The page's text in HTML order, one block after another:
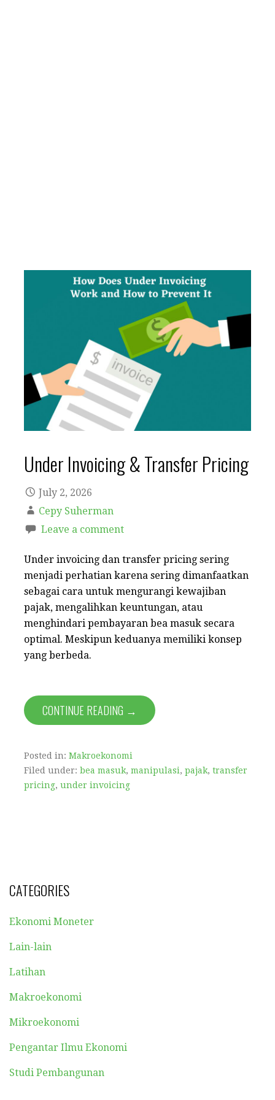
Under Invoicing & Transfer Pricing
July 2, 2026
Cepy Suherman
Leave a comment
Under invoicing dan transfer pricing sering
menjadi perhatian karena sering dimanfaatkan
sebagai cara untuk mengurangi kewajiban
pajak, mengalihkan keuntungan, atau
menghindari pembayaran bea masuk secara
optimal. Meskipun keduanya memiliki konsep
yang berbeda.
CONTINUE READING →
Posted in: Makroekonomi
Filed under: bea masuk, manipulasi, pajak, transfer
pricing, under invoicing
CATEGORIES
Ekonomi Moneter
Lain-lain
Latihan
Makroekonomi
Mikroekonomi
Pengantar Ilmu Ekonomi
Studi Pembangunan